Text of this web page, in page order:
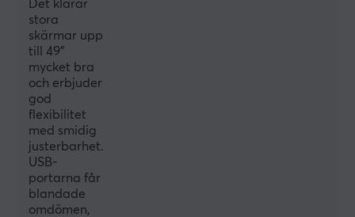
Montering
Klämma
Färg
Svart
FUNKTIONER
VESA-fäste
100x100, 75x75
Kabelhantering
Det klarar
stora
skärmar upp
till 49”
mycket bra
och erbjuder
god
flexibilitet
med smidig
justerbarhet.
USB-
portarna får
blandade
omdömen,